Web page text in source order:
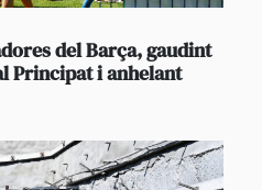
del Barça, gaudint
Principat i anhelant